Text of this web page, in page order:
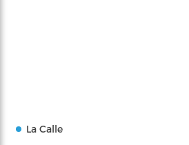
La Calle